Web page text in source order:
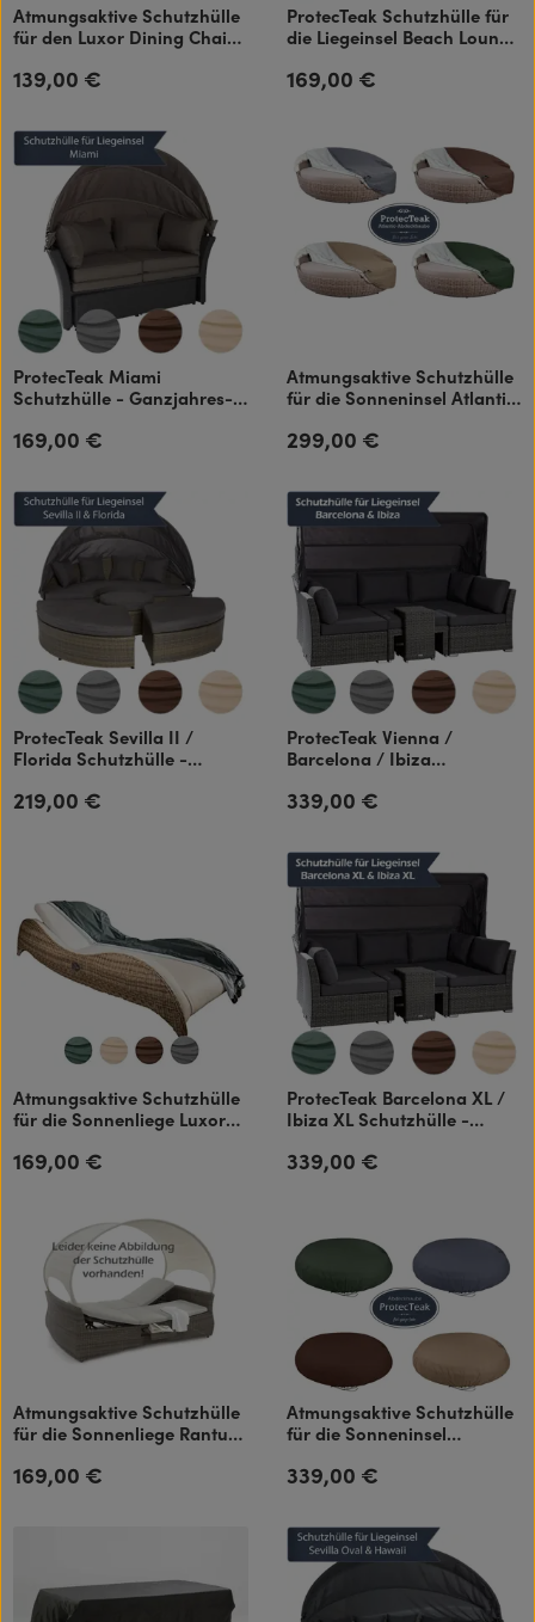
Atmungsaktive Schutzhülle
für den Luxor Dining Chair
Dining Armchair
Regulärer Preis:
139,00 €
ProtecTeak Schutzhülle für
die Liegeinsel Beach Lounge
atmungsaktiv
Regulärer Preis:
169,00 €
ProtecTeak Miami
Schutzhülle - Ganzjahres-
Regulärer Preis:
169,00 €
Atmungsaktive Schutzhülle
für die Sonneninsel Atlantic
Regulärer Preis:
299,00 €
ProtecTeak Sevilla II /
Florida Schutzhülle -
atmungsaktiv
Regulärer Preis:
219,00 €
ProtecTeak Vienna /
Barcelona / Ibiza
Abdeckhaube atmungsaktiv
Regulärer Preis:
339,00 €
Atmungsaktive Schutzhülle
für die Sonnenliege Luxor
Regulärer Preis:
169,00 €
ProtecTeak Barcelona XL /
Ibiza XL Schutzhülle -
atmungsaktiv
Regulärer Preis:
339,00 €
Atmungsaktive Schutzhülle
für die Sonnenliege Rantum
Regulärer Preis:
169,00 €
Atmungsaktive Schutzhülle
für die Sonneninsel
Regulärer Preis:
339,00 €